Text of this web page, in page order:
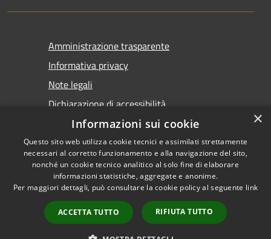
Amministrazione trasparente
Informativa privacy
Note legali
Dichiarazione di accessibilità
Accessibilità
Copyright © 2026 • Comune di
Castel San Giovanni • Powered
byMunicipium
Accesso
redazione
×
Informazioni sui cookie
Questo sito web utilizza cookie tecnici e assimilati strettamente
necessari al corretto funzionamento e alla navigazione del sito,
nonché un cookie tecnico analitico al solo fine di elaborare
informazioni statistiche, aggregate e anonime.
Per maggiori dettagli, può consultare la cookie policy al seguente link
ACCETTA TUTTO RIFIUTA TUTTO